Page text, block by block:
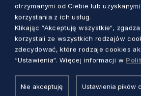
otrzymanymi od Ciebie lub
korzystania z ich usług.
Klikając “Akceptuję wszystkie“,
korzystali ze wszystkich rodzajów
zdecydować, które rodzaje cookies
“Ustawienia“. Więcej informacji w
Nie akceptuję Ustawienia pików